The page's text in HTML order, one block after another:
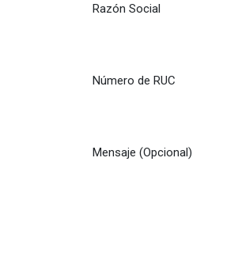
Razón Social
Número de RUC
Mensaje (Opcional)